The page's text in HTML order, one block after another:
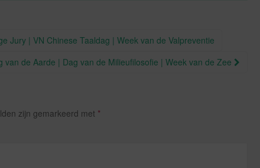
Jury | VN Chinese Taaldag | Week van de Valpreventie
van de Aarde | Dag van de Milieufilosofie | Week van de Zee
zijn gemarkeerd met *